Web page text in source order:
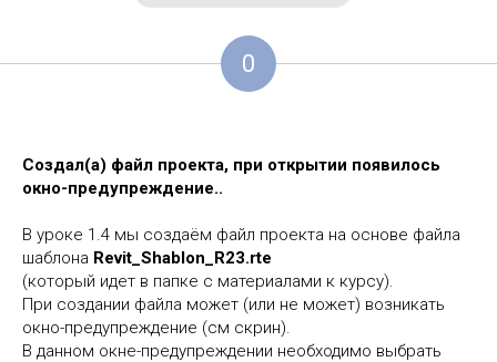
0
Создал(а) файл проекта, при открытии появилось
окно-предупреждение..
В уроке 1.4 мы создаём файл проекта на основе файла
шаблона Revit_Shablon_R23.rte
(который идет в папке с материалами к курсу).
При создании файла может (или не может) возникать
окно-предупреждение (см скрин).
В данном окне-предупреждении необходимо выбрать